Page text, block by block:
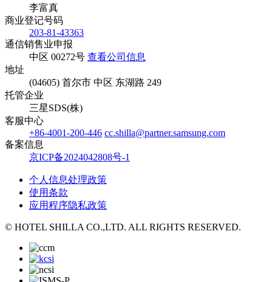
李富真
商业登记号码
203-81-43363
通信销售业申报
中区 00272号 查看公司信息
地址
(04605) 首尔市 中区 东湖路 249
托管企业
三星SDS(株)
客服中心
+86-4001-200-446 cc.shilla@partner.samsung.com
备案信息
京ICP备2024042808号-1
个人信息处理政策
使用条款
应用程序隐私政策
© HOTEL SHILLA CO.,LTD. ALL RIGHTS RESERVED.